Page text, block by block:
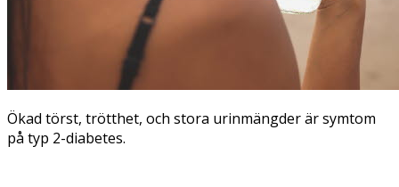
Ökad törst, trötthet, och stora urinmängder är symtom
på typ 2-diabetes.